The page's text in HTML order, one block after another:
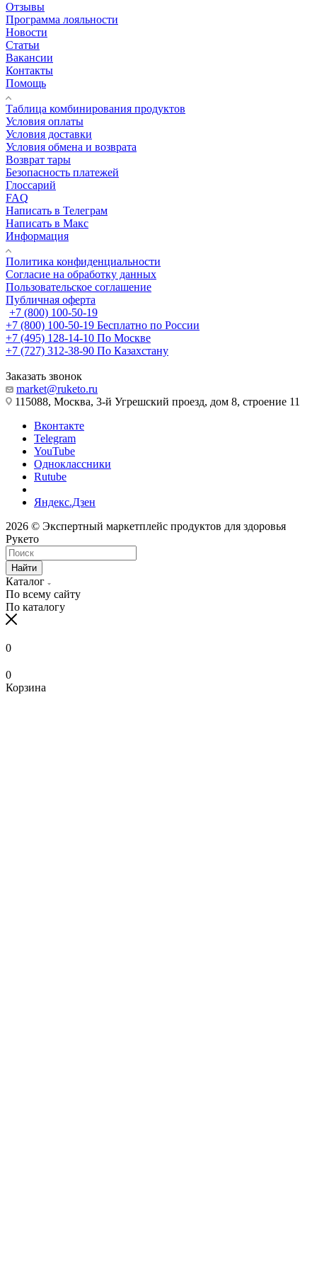
Отзывы
Программа лояльности
Новости
Статьи
Вакансии
Контакты
Помощь
Таблица комбинирования продуктов
Условия оплаты
Условия доставки
Условия обмена и возврата
Возврат тары
Безопасность платежей
Глоссарий
FAQ
Написать в Телеграм
Написать в Макс
Информация
Политика конфиденциальности
Согласие на обработку данных
Пользовательское соглашение
Публичная оферта
+7 (800) 100-50-19
+7 (800) 100-50-19 Бесплатно по России
+7 (495) 128-14-10 По Москве
+7 (727) 312-38-90 По Казахстану
Заказать звонок
market@ruketo.ru
115088, Москва, 3-й Угрешский проезд, дом 8, строение 11
Вконтакте
Telegram
YouTube
Одноклассники
Rutube
Яндекс.Дзен
2026 © Экспертный маркетплейс продуктов для здоровья
Рукето
Найти
Каталог
По всему сайту
По каталогу
0
0
Корзина